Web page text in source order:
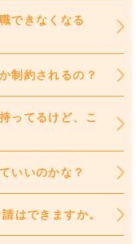
できなくなる
制約されるの？
ってるけど、こ
いいのかな？
はできますか。